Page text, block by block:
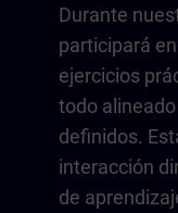
Durante
participará
ejercicios
todo
definidos.
interacción
de